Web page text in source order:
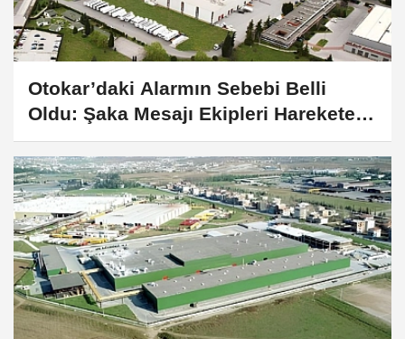
Otokar’daki Alarmın Sebebi Belli
Oldu: Şaka Mesajı Ekipleri Harekete
Geçirdi